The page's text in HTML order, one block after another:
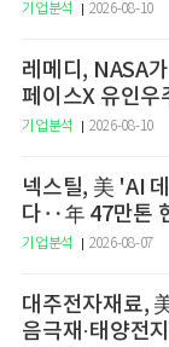
기업분석 2026-08-10
레메디, NASA
페이스X 유인우
기업분석 2026-08-10
넥스틸, 美 'AI
다‥年 47만톤
기업분석 2026-08-07
대주전자재료,
음극재·태양전